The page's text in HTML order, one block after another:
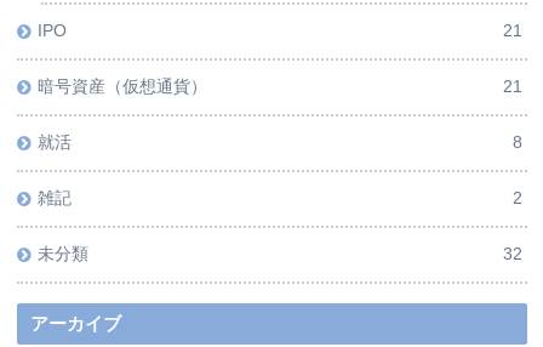
IPO 21
暗号資産（仮想通貨） 21
就活 8
雑記 2
未分類 32
アーカイブ